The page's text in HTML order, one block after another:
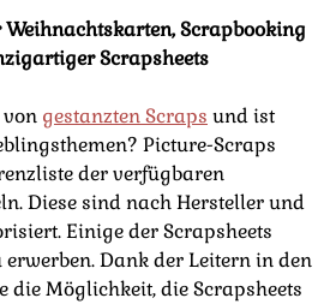
Scrapbooking
Scrapsheets
von gestanzten Scraps und ist
Picture-Scraps
der verfügbaren
Diese sind nach Hersteller und
Einige der Scrapsheets
Dank der Leitern in den
die Möglichkeit, die Scrapsheets